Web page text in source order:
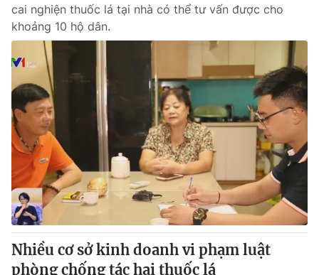
cai nghiện thuốc lá tại nhà có thể tư vấn được cho
khoảng 10 hộ dân.
Nhiều cơ sở kinh doanh vi phạm luật
phòng chống tác hại thuốc lá